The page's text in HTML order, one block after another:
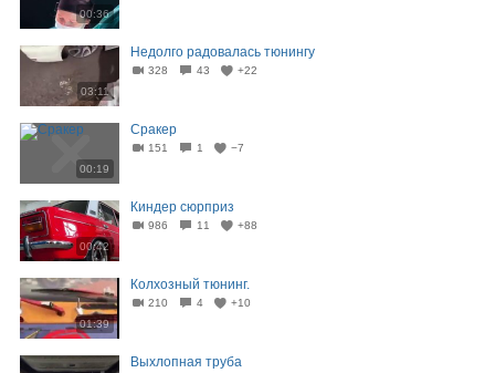
00:36
03:11
Недолго радовалась тюнингу
328 43 +22
00:19
Сракер
151 1 −7
00:42
Киндер сюрприз
986 11 +88
01:39
Колхозный тюнинг.
210 4 +10
Выхлопная труба